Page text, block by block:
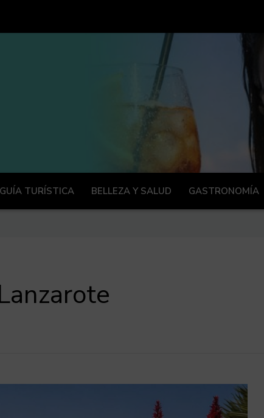
GUÍA TURÍSTICA BELLEZA Y SALUD GASTRONOMÍA